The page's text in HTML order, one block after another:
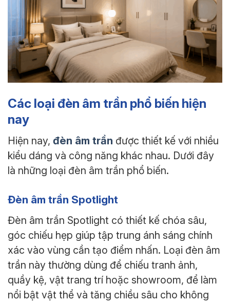
Các loại đèn âm trần phổ biến hiện
nay
Hiện nay, đèn âm trần được thiết kế với nhiều
kiểu dáng và công năng khác nhau. Dưới đây
là những loại đèn âm trần phổ biến.
Đèn âm trần Spotlight
Đèn âm trần Spotlight có thiết kế chóa sâu,
góc chiếu hẹp giúp tập trung ánh sáng chính
xác vào vùng cần tạo điểm nhấn. Loại đèn âm
trần này thường dùng để chiếu tranh ảnh,
quầy kệ, vật trang trí hoặc showroom, để làm
nổi bật vật thể và tăng chiều sâu cho không